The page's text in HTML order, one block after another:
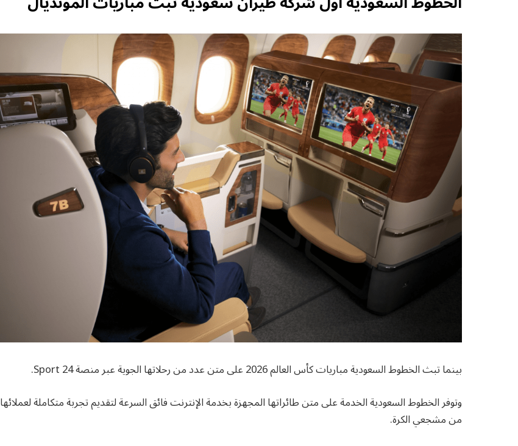
بينما تبث الخطوط السعودية مباريات كأس العالم 2026 على متن عدد من رحلاتها الجوية عبر منصة Sport 24.
وتوفر الخطوط السعودية الخدمة على متن طائراتها المجهزة بخدمة الإنترنت فائق السرعة لتقديم تجربة متكاملة لعملائها
من مشجعي الكرة.